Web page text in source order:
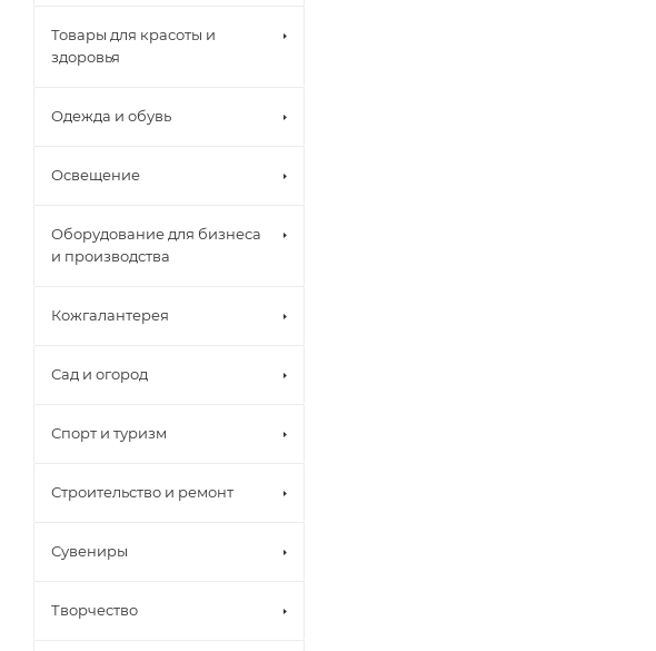
Товары для красоты и
здоровья
Одежда и обувь
Освещение
Оборудование для бизнеса
и производства
Кожгалантерея
Сад и огород
Спорт и туризм
Строительство и ремонт
Сувениры
Творчество